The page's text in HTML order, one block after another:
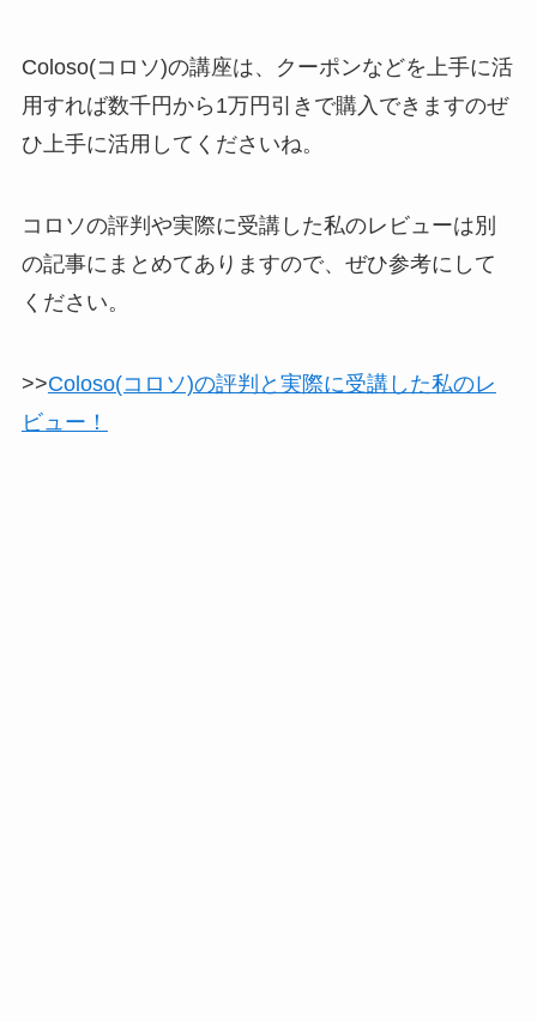
Coloso(コロソ)の講座は、クーポンなどを上手に活
用すれば数千円から1万円引きで購入できますのぜ
ひ上手に活用してくださいね。
コロソの評判や実際に受講した私のレビューは別
の記事にまとめてありますので、ぜひ参考にして
ください。
>>Coloso(コロソ)の評判と実際に受講した私のレ
ビュー！